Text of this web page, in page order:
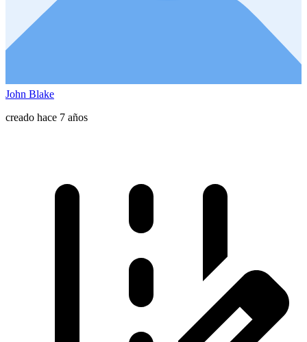
John Blake
creado hace 7 años